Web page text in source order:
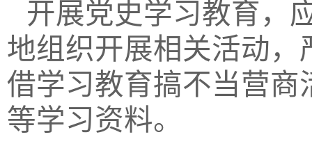
开展党史学习教育，
地组织开展相关活动
借学习教育搞不当营
等学习资料。